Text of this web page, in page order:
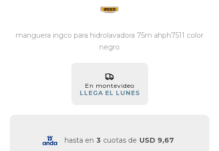
manguera ingco para hidrolavadora 75m ahph7511 color
negro
En montevideo
LLEGA EL LUNES
hasta en 3 cuotas de USD 9,67
Juguetes y artículos para bebé